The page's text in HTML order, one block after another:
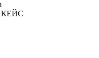
КЕЙС